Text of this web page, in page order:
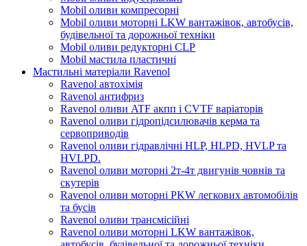
Mobil оливи компресорні
Mobil оливи моторні LKW вантажівок, автобусів,
будівельної та дорожньої техніки
Mobil оливи редукторні CLP
Mobil мастила пластичні
Мастильні матеріали Ravenol
Ravenol автохімія
Ravenol антифриз
Ravenol оливи ATF акпп і CVTF варіаторів
Ravenol оливи гідропідсилювачів керма та
сервоприводів
Ravenol оливи гідравлічні HLP, HLPD, HVLP та
HVLPD.
Ravenol оливи моторні 2т-4т двигунів човнів та
скутерів
Ravenol оливи моторні PKW легкових автомобілів
та бусів
Ravenol оливи трансмісійні
Ravenol оливи моторні LKW вантажівок,